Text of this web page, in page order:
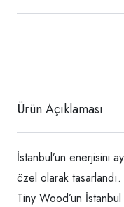
Ürün Açıklaması
İstanbul’un enerjisini
özel olarak tasarlandı.
Tiny Wood’un